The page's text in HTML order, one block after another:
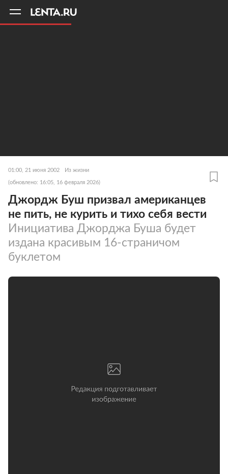
01:00, 21 июня 2002 Из жизни
(обновлено: 16:05, 16 февраля 2026)
Джордж Буш призвал американцев
не пить, не курить и тихо себя вести
Инициатива Джорджа Буша будет
издана красивым 16-страничом
буклетом